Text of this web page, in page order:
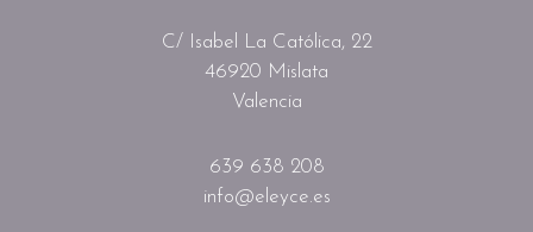
C/ Isabel La Católica, 22
46920 Mislata
Valencia
639 638 208
info@eleyce.es